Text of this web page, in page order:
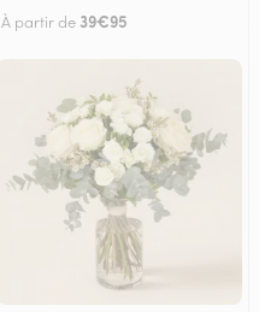
À partir de 39€95